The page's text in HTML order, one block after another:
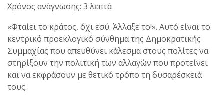
Χρόνος ανάγνωσης: 3 λεπτά
«Φταίει το κράτος, όχι εσύ. Άλλαξε το!». Αυτό είναι το
κεντρικό προεκλογικό σύνθημα της Δημοκρατικής
Συμμαχίας που απευθύνει κάλεσμα στους πολίτες να
στηρίξουν την πολιτική των αλλαγών που προτείνει
και να εκφράσουν με θετικό τρόπο τη δυσαρέσκειά
τους.